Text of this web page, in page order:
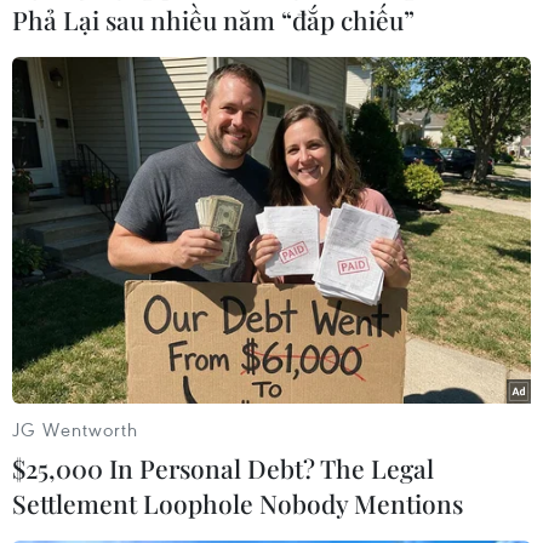
Video
Diễn biến chính trận Việt Nam hòa 0-0 trước
Jordan tối 13/6 tại bảng C vòng loại Asian Cup
2019
(Vietnam+)
Phả Lại sau nhiều năm “đắp chiếu”
JG Wentworth
$25,000 In Personal Debt? The Legal
Settlement Loophole Nobody Mentions